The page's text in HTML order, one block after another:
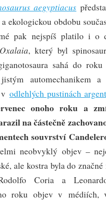
aegyptiacus
a ekologickou obdobu
pak nejspíš platilo i o
Oxalaia, který byl
sahá do
automechanikem a
odlehlých pustinách
onoho roku a
na částečně
souvrství
neobvyklý objev –
ale kostra byla do
Coria a
roku objev v médiích,